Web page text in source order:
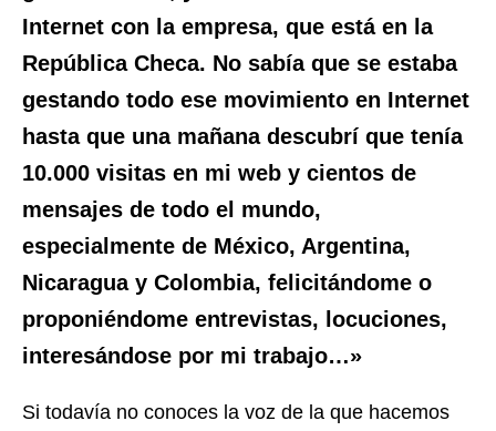
Internet con la empresa, que está en la
República Checa. No sabía que se estaba
gestando todo ese movimiento en Internet
hasta que una mañana descubrí que tenía
10.000 visitas en mi web y cientos de
mensajes de todo el mundo,
especialmente de México, Argentina,
Nicaragua y Colombia, felicitándome o
proponiéndome entrevistas, locuciones,
interesándose por mi trabajo…»
Si todavía no conoces la voz de la que hacemos